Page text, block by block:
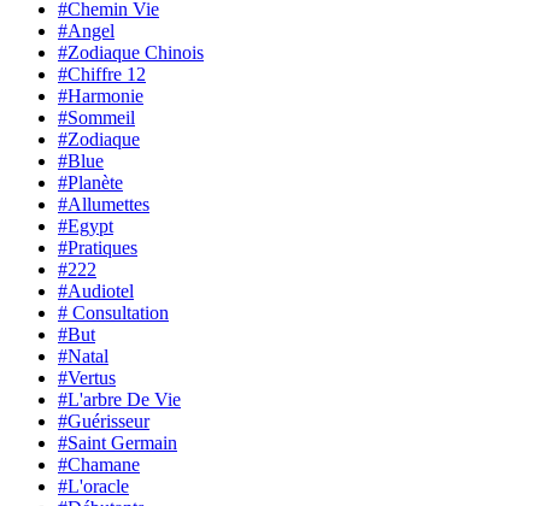
#Chemin Vie
#Angel
#Zodiaque Chinois
#Chiffre 12
#Harmonie
#Sommeil
#Zodiaque
#Blue
#Planète
#Allumettes
#Egypt
#Pratiques
#222
#Audiotel
# Consultation
#But
#Natal
#Vertus
#L'arbre De Vie
#Guérisseur
#Saint Germain
#Chamane
#L'oracle